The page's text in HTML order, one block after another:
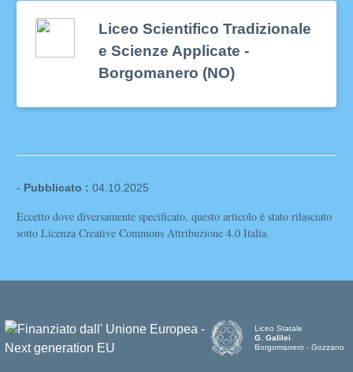
Liceo Scientifico Tradizionale
e Scienze Applicate -
Borgomanero (NO)
- Pubblicato : 04.10.2025
Eccetto dove diversamente specificato, questo articolo è stato rilasciato
sotto Licenza Creative Commons Attribuzione 4.0 Italia.
Liceo Statale
G. Galilei
Borgomanero - Gozzano